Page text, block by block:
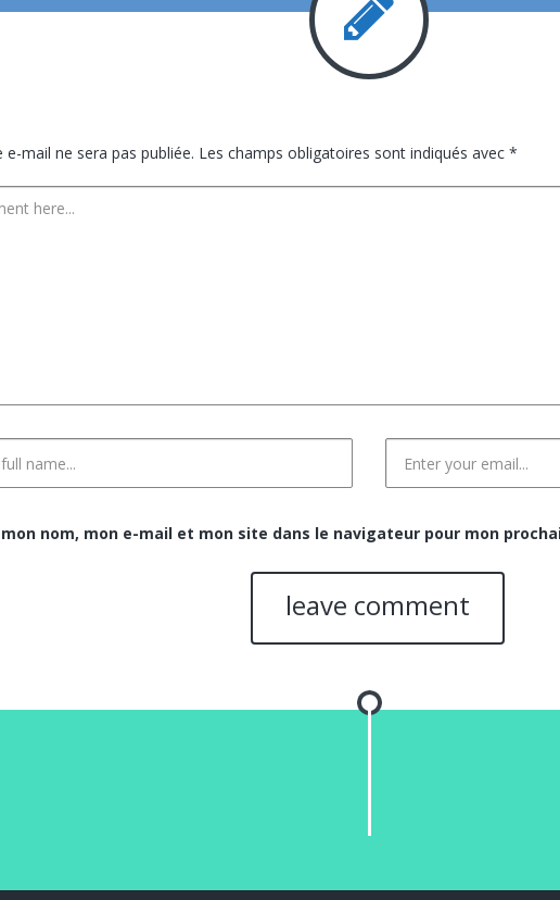
e-mail ne sera pas publiée. Les champs obligatoires sont indiqués avec *
nom, mon e-mail et mon site dans le navigateur pour mon